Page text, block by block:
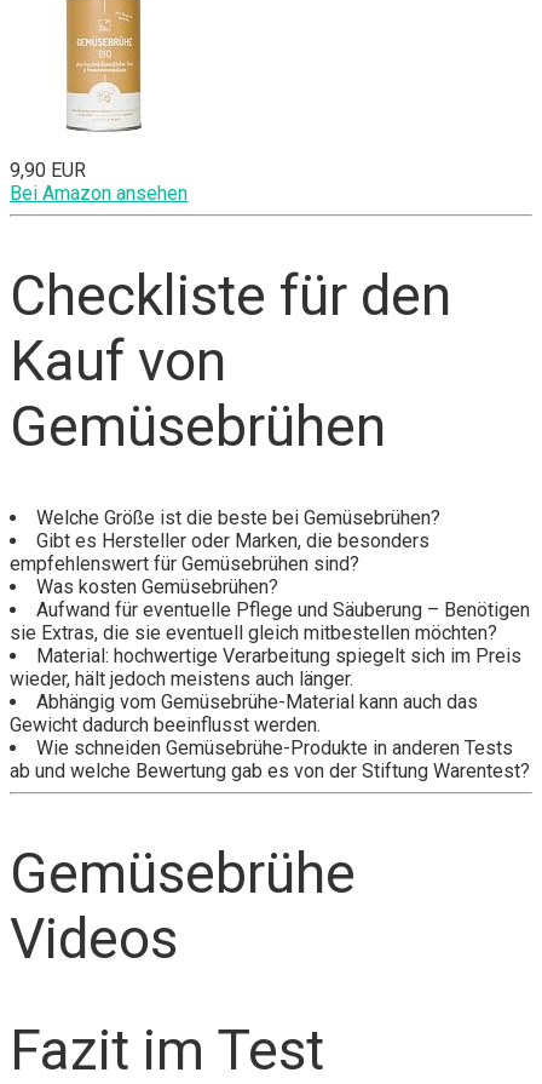
9,90 EUR
Bei Amazon ansehen
Checkliste für den
Kauf von
Gemüsebrühen
Welche Größe ist die beste bei Gemüsebrühen?
Gibt es Hersteller oder Marken, die besonders
empfehlenswert für Gemüsebrühen sind?
Was kosten Gemüsebrühen?
Aufwand für eventuelle Pflege und Säuberung – Benötigen
sie Extras, die sie eventuell gleich mitbestellen möchten?
Material: hochwertige Verarbeitung spiegelt sich im Preis
wieder, hält jedoch meistens auch länger.
Abhängig vom Gemüsebrühe-Material kann auch das
Gewicht dadurch beeinflusst werden.
Wie schneiden Gemüsebrühe-Produkte in anderen Tests
ab und welche Bewertung gab es von der Stiftung Warentest?
Gemüsebrühe
Videos
Fazit im Test